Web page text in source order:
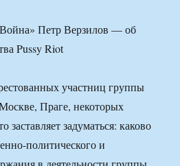
участниц группы
Праге, некоторых
заставляет задуматься: каково
политического и